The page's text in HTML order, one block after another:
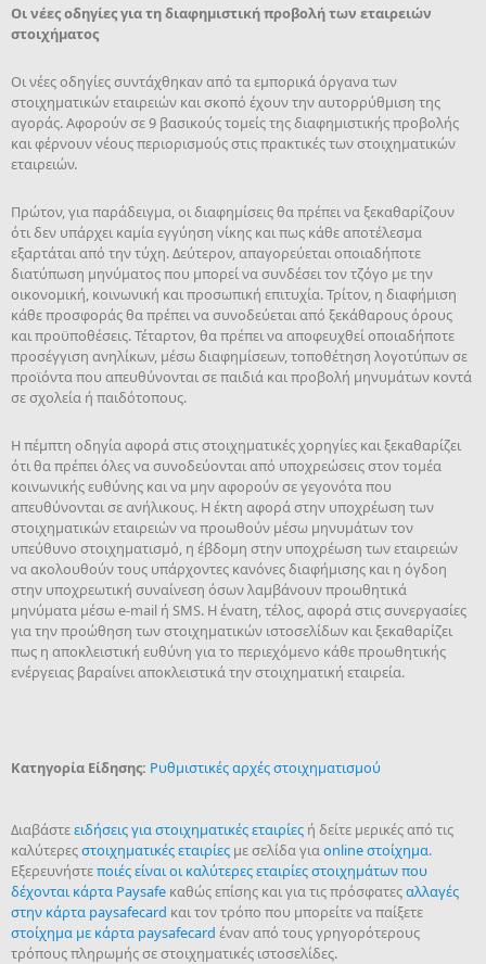
Οι νέες οδηγίες για τη διαφημιστική προβολή των εταιρειών
στοιχήματος
Οι νέες οδηγίες συντάχθηκαν από τα εμπορικά όργανα των
στοιχηματικών εταιρειών και σκοπό έχουν την αυτορρύθμιση της
αγοράς. Αφορούν σε 9 βασικούς τομείς της διαφημιστικής προβολής
και φέρνουν νέους περιορισμούς στις πρακτικές των στοιχηματικών
εταιρειών.
Πρώτον, για παράδειγμα, οι διαφημίσεις θα πρέπει να ξεκαθαρίζουν
ότι δεν υπάρχει καμία εγγύηση νίκης και πως κάθε αποτέλεσμα
εξαρτάται από την τύχη. Δεύτερον, απαγορεύεται οποιαδήποτε
διατύπωση μηνύματος που μπορεί να συνδέσει τον τζόγο με την
οικονομική, κοινωνική και προσωπική επιτυχία. Τρίτον, η διαφήμιση
κάθε προσφοράς θα πρέπει να συνοδεύεται από ξεκάθαρους όρους
και προϋποθέσεις. Τέταρτον, θα πρέπει να αποφευχθεί οποιαδήποτε
προσέγγιση ανηλίκων, μέσω διαφημίσεων, τοποθέτηση λογοτύπων σε
προϊόντα που απευθύνονται σε παιδιά και προβολή μηνυμάτων κοντά
σε σχολεία ή παιδότοπους.
Η πέμπτη οδηγία αφορά στις στοιχηματικές χορηγίες και ξεκαθαρίζει
ότι θα πρέπει όλες να συνοδεύονται από υποχρεώσεις στον τομέα
κοινωνικής ευθύνης και να μην αφορούν σε γεγονότα που
απευθύνονται σε ανήλικους. Η έκτη αφορά στην υποχρέωση των
στοιχηματικών εταιρειών να προωθούν μέσω μηνυμάτων τον
υπεύθυνο στοιχηματισμό, η έβδομη στην υποχρέωση των εταιρειών
να ακολουθούν τους υπάρχοντες κανόνες διαφήμισης και η όγδοη
στην υποχρεωτική συναίνεση όσων λαμβάνουν προωθητικά
μηνύματα μέσω e-mail ή SMS. Η ένατη, τέλος, αφορά στις συνεργασίες
για την προώθηση των στοιχηματικών ιστοσελίδων και ξεκαθαρίζει
πως η αποκλειστική ευθύνη για το περιεχόμενο κάθε προωθητικής
ενέργειας βαραίνει αποκλειστικά την στοιχηματική εταιρεία.
Κατηγορία Είδησης: Ρυθμιστικές αρχές στοιχηματισμού
Διαβάστεειδήσεις για στοιχηματικές εταιρίες ή δείτε μερικές από τις
καλύτερεςστοιχηματικές εταιρίες με σελίδα για online στοίχημα.
Εξερευνήστεποιές είναι οι καλύτερες εταιρίες στοιχημάτων που
δέχονται κάρτα Paysafe καθώς επίσης και για τις πρόσφατεςαλλαγές
στην κάρτα paysafecard και τον τρόπο που μπορείτε να παίξετε
στοίχημα με κάρτα paysafecard έναν από τους γρηγορότερους
τρόπους πληρωμής σε στοιχηματικές ιστοσελίδες.